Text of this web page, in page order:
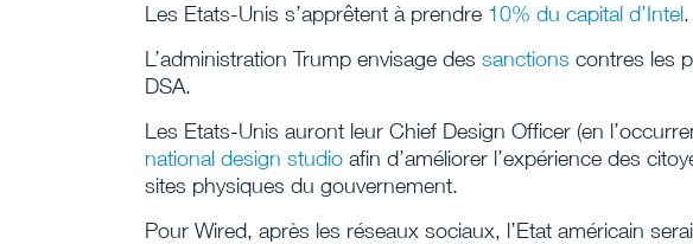
Les Etats-Unis s’apprêtent à prendre 10% du capital d’Intel.
L’administration Trump envisage des sanctions contres les
DSA.
Les Etats-Unis auront leur Chief Design Officer (en
national design studio afin d’améliorer l’expérience des
sites physiques du gouvernement.
Pour Wired, après les réseaux sociaux, l’Etat américain